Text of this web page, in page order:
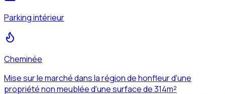
Parking intérieur
Cheminée
Mise sur le marché dans la région de honfleur d'une
propriété non meublée d'une surface de 314m²